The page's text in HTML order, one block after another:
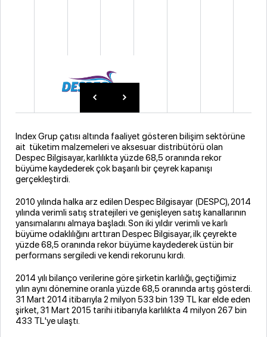
Index Grup çatısı altında faaliyet gösteren bilişim sektörüne
ait tüketim malzemeleri ve aksesuar distribütörü olan
Despec Bilgisayar, karlılıkta yüzde 68,5 oranında rekor
büyüme kaydederek çok başarılı bir çeyrek kapanışı
gerçekleştirdi.
2010 yılında halka arz edilen Despec Bilgisayar (DESPC), 2014
yılında verimli satış stratejileri ve genişleyen satış kanallarının
yansımalarını almaya başladı. Son iki yıldır verimli ve karlı
büyüme odaklılığını arttıran Despec Bilgisayar, ilk çeyrekte
yüzde 68,5 oranında rekor büyüme kaydederek üstün bir
performans sergiledi ve kendi rekorunu kırdı.
2014 yılı bilanço verilerine göre şirketin karlılığı, geçtiğimiz
yılın aynı dönemine oranla yüzde 68,5 oranında artış gösterdi.
31 Mart 2014 itibarıyla 2 milyon 533 bin 139 TL kar elde eden
şirket, 31 Mart 2015 tarihi itibarıyla karlılıkta 4 milyon 267 bin
433 TL'ye ulaştı.